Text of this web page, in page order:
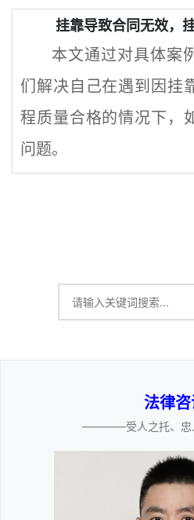
挂靠导致合同无效，
本文通过对具体案
们解决自己在遇到因挂
程质量合格的情况下，
问题。
法律
————受人之托、